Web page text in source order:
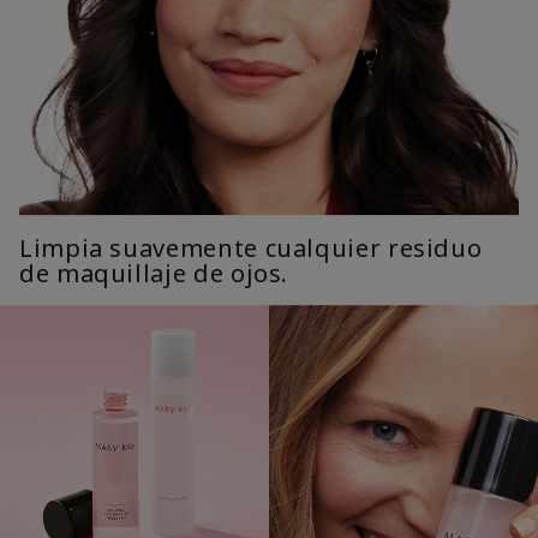
Limpia suavemente cualquier residuo
de maquillaje de ojos.